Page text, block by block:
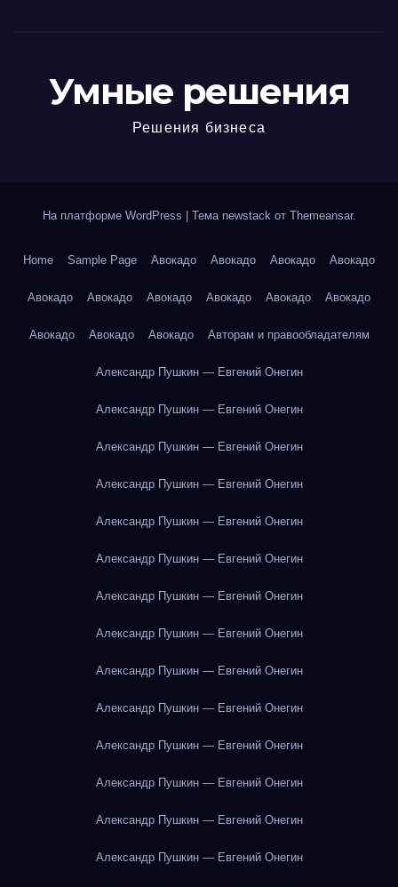
Умные решения
Решения бизнеса
На платформе WordPress Тема newstack от Themeansar.
Home Sample Page Авокадо Авокадо Авокадо Авокадо
Авокадо Авокадо Авокадо Авокадо Авокадо Авокадо
Авокадо Авокадо Авокадо Авторам и правообладателям
Александр Пушкин — Евгений Онегин
Александр Пушкин — Евгений Онегин
Александр Пушкин — Евгений Онегин
Александр Пушкин — Евгений Онегин
Александр Пушкин — Евгений Онегин
Александр Пушкин — Евгений Онегин
Александр Пушкин — Евгений Онегин
Александр Пушкин — Евгений Онегин
Александр Пушкин — Евгений Онегин
Александр Пушкин — Евгений Онегин
Александр Пушкин — Евгений Онегин
Александр Пушкин — Евгений Онегин
Александр Пушкин — Евгений Онегин
Александр Пушкин — Евгений Онегин